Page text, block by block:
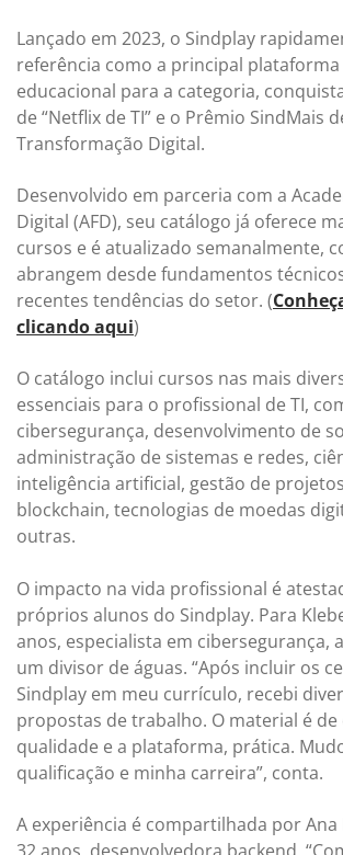
Lançado em 2023, o Sindplay
referência como a principal
educacional para a categoria,
de “Netflix de TI” e o Prêmio SindMais
Transformação Digital.
Desenvolvido em parceria com a
Digital (AFD), seu catálogo já oferece
cursos e é atualizado semanalmente,
abrangem desde fundamentos
recentes tendências do setor. (
clicando aqui)
O catálogo inclui cursos nas mais
essenciais para o profissional de TI,
cibersegurança, desenvolvimento de
administração de sistemas e redes,
inteligência artificial, gestão de
blockchain, tecnologias de moedas
outras.
O impacto na vida profissional é
próprios alunos do Sindplay. Para
anos, especialista em cibersegurança,
um divisor de águas. “Após incluir os
Sindplay em meu currículo, recebi
propostas de trabalho. O material é de
qualidade e a plataforma, prática.
qualificação e minha carreira”, conta.
A experiência é compartilhada por Ana